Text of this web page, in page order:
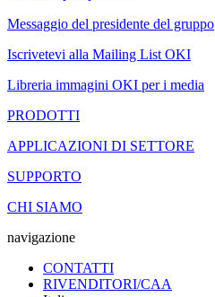
Messaggio del presidente del gruppo
Iscrivetevi alla Mailing List OKI
Libreria immagini OKI per i media
PRODOTTI
APPLICAZIONI DI SETTORE
SUPPORTO
CHI SIAMO
navigazione
CONTATTI
RIVENDITORI/CAA